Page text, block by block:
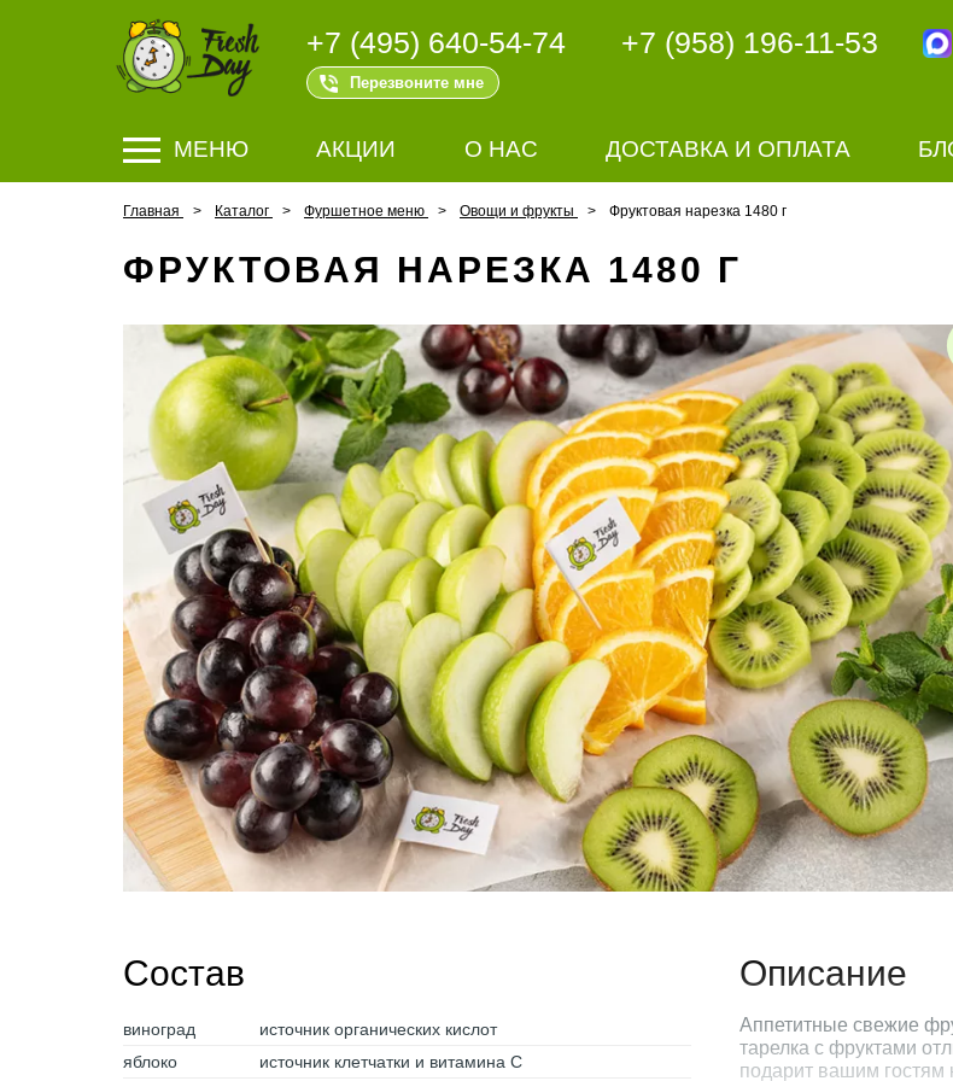
+7 (495) 640-54-74
Перезвоните мне
+7 (958) 196-11-53
МЕНЮ АКЦИИ О НАС ДОСТАВКА И ОПЛАТА
Главная Каталог Фуршетное меню Овощи и фрукты Фруктовая нарезка 1480 г
ФРУКТОВАЯ НАРЕЗКА 1480 Г
Состав
виноград
источник органических кислот
яблоко
источник клетчатки и витамина С
Описание
Аппетитные свежие
тарелка с фруктами
подарит вашим